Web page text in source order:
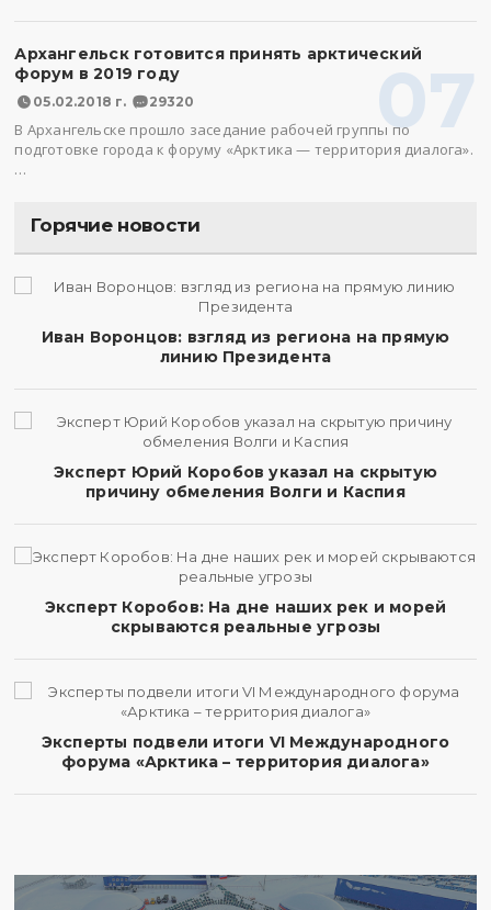
07
Архангельск готовится принять арктический
форум в 2019 году
05.02.2018 г. 29320
В Архангельске прошло заседание рабочей группы по
подготовке города к форуму «Арктика — территория диалога».
…
Горячие новости
Иван Воронцов: взгляд из региона на прямую
линию Президента
Эксперт Юрий Коробов указал на скрытую
причину обмеления Волги и Каспия
Эксперт Коробов: На дне наших рек и морей
скрываются реальные угрозы
Эксперты подвели итоги VI Международного
форума «Арктика – территория диалога»